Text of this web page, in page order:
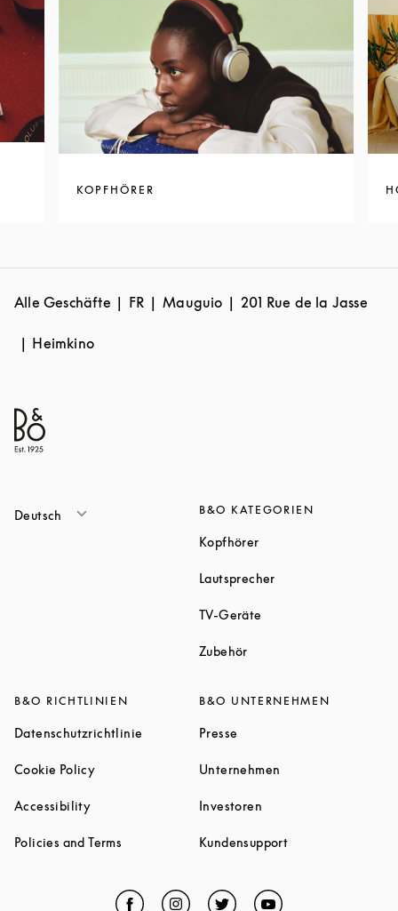
KOPFHÖRER
Alle Geschäfte FR Mauguio 201 Rue de la Jasse
Heimkino
Deutsch B&O KATEGORIEN
KopfhörerLink Opens in New Tab
LautsprecherLink Opens in New
TV-Geräte
ZubehörLink Opens in New Tab
B&O RICHTLINIEN
Datenschutzrichtlinie Link Opens in New Tab
Cookie PolicyLink Opens in New Tab
AccessibilityLink Opens in New Tab
Policies and Terms Link Opens in New Tab
B&O UNTERNEHMEN
Presse
Unternehmen
Investoren
KundensupportLink Opens in
Facebook
Link Opens in New Tab
Instagram
Link Opens in New Tab
TwitterLink Opens in New Tab
YouTubeLink Opens in